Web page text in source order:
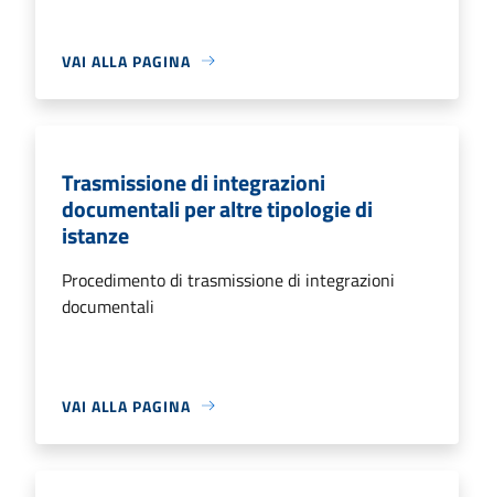
VAI ALLA PAGINA
Trasmissione di integrazioni
documentali per altre tipologie di
istanze
Procedimento di trasmissione di integrazioni
documentali
VAI ALLA PAGINA